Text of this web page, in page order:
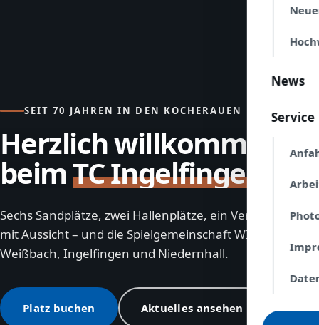
News
Service
SEIT 70 JAHREN IN DEN KOCHERAUEN
Herzlich willkommen
beimTC Ingelfingen
Sechs Sandplätze, zwei Hallenplätze, ein Vereinsheim
mit Aussicht – und die Spielgemeinschaft WIN aus
Weißbach, Ingelfingen und Niedernhall.
Platz buchen Aktuelles ansehen